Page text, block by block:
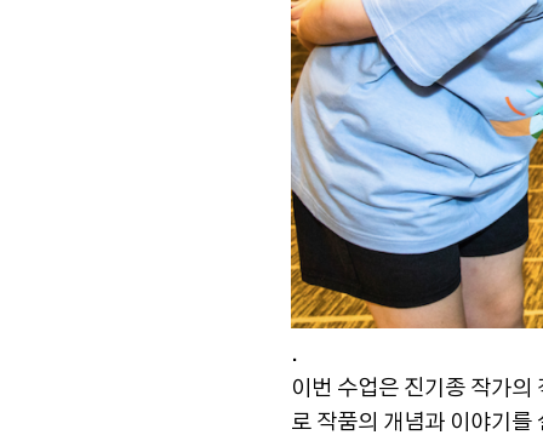
.
이번 수업은 진기종 작가의
로 작품의 개념과 이야기를